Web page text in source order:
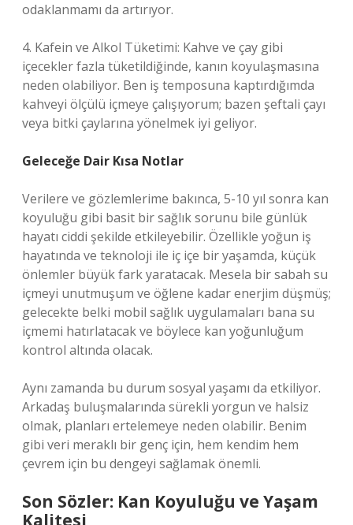
odaklanmamı da artırıyor.
4. Kafein ve Alkol Tüketimi: Kahve ve çay gibi
içecekler fazla tüketildiğinde, kanın koyulaşmasına
neden olabiliyor. Ben iş temposuna kaptırdığımda
kahveyi ölçülü içmeye çalışıyorum; bazen şeftali çayı
veya bitki çaylarına yönelmek iyi geliyor.
Geleceğe Dair Kısa Notlar
Verilere ve gözlemlerime bakınca, 5-10 yıl sonra kan
koyuluğu gibi basit bir sağlık sorunu bile günlük
hayatı ciddi şekilde etkileyebilir. Özellikle yoğun iş
hayatında ve teknoloji ile iç içe bir yaşamda, küçük
önlemler büyük fark yaratacak. Mesela bir sabah su
içmeyi unutmuşum ve öğlene kadar enerjim düşmüş;
gelecekte belki mobil sağlık uygulamaları bana su
içmemi hatırlatacak ve böylece kan yoğunluğum
kontrol altında olacak.
Aynı zamanda bu durum sosyal yaşamı da etkiliyor.
Arkadaş buluşmalarında sürekli yorgun ve halsiz
olmak, planları ertelemeye neden olabilir. Benim
gibi veri meraklı bir genç için, hem kendim hem
çevrem için bu dengeyi sağlamak önemli.
Son Sözler: Kan Koyuluğu ve Yaşam
Kalitesi